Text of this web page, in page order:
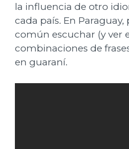
la influencia de otro
cada país. En
común escuchar (y ver
combinaciones de
en guaraní.